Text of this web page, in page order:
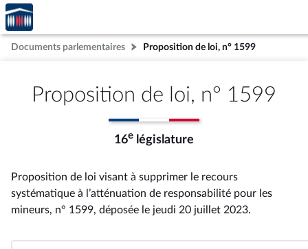
Aller au contenu
Aller en bas de la page
Accèder
à la
page
d'accueil
Documents parlementaires Proposition de loi, n° 1599
Proposition de loi, n° 1599
16e législature
Proposition de loi visant à supprimer le recours
systématique à l’atténuation de responsabilité pour les
mineurs, n° 1599, déposée le jeudi 20 juillet 2023.